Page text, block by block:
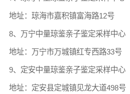
地址：琼海市嘉积镇富海路12号
8、万宁中量琼鉴亲子鉴定采样中心
地址：万宁市万城镇红专西路33号
9、定安中量琼鉴亲子鉴定采样中心
地址：定安县定城镇见龙大道498号